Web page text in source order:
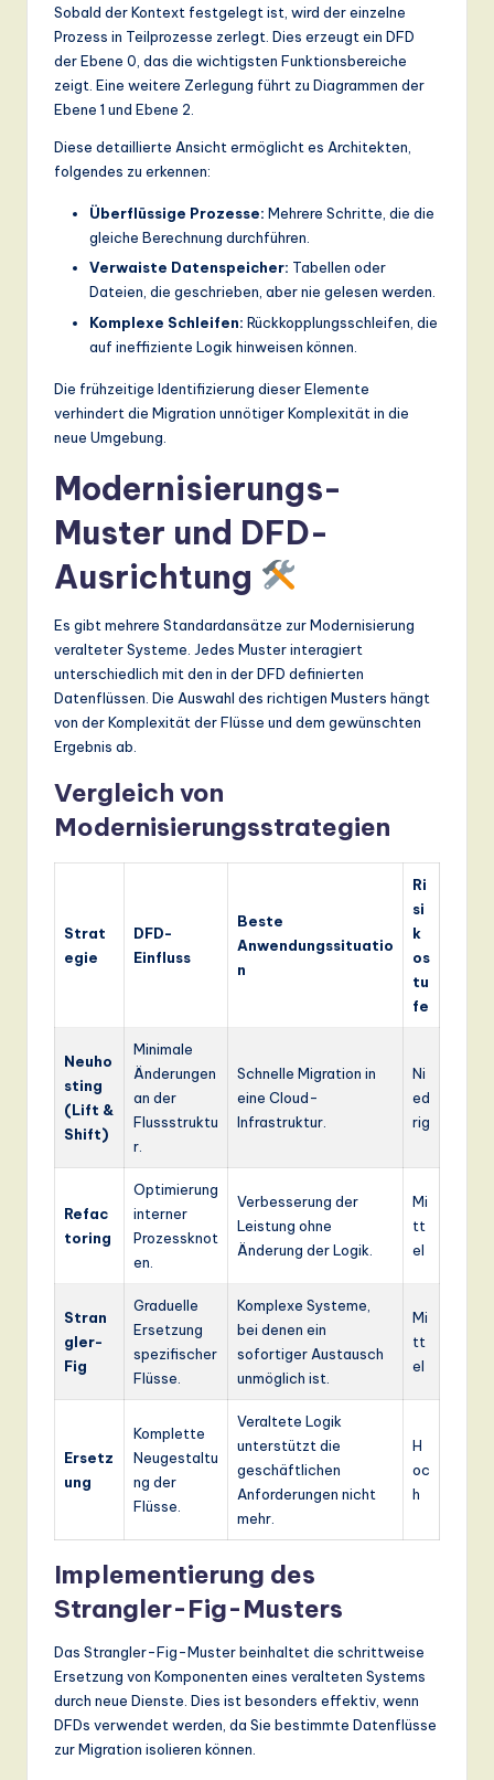
Sobald der Kontext festgelegt ist, wird der einzelne
Prozess in Teilprozesse zerlegt. Dies erzeugt ein DFD
der Ebene 0, das die wichtigsten Funktionsbereiche
zeigt. Eine weitere Zerlegung führt zu Diagrammen der
Ebene 1 und Ebene 2.
Diese detaillierte Ansicht ermöglicht es Architekten,
folgendes zu erkennen:
Überflüssige Prozesse: Mehrere Schritte, die die
gleiche Berechnung durchführen.
Verwaiste Datenspeicher: Tabellen oder
Dateien, die geschrieben, aber nie gelesen werden.
Komplexe Schleifen: Rückkopplungsschleifen, die
auf ineffiziente Logik hinweisen können.
Die frühzeitige Identifizierung dieser Elemente
verhindert die Migration unnötiger Komplexität in die
neue Umgebung.
Modernisierungs-
Muster und DFD-
Ausrichtung
Es gibt mehrere Standardansätze zur Modernisierung
veralteter Systeme. Jedes Muster interagiert
unterschiedlich mit den in der DFD definierten
Datenflüssen. Die Auswahl des richtigen Musters hängt
von der Komplexität der Flüsse und dem gewünschten
Ergebnis ab.
Vergleich von
Modernisierungsstrategien
Strat
egie
DFD-
Einfluss
Beste
Anwendungssituatio
n
Ri
si
k
os
tu
fe
Neuho
sting
(Lift &
Shift)
Minimale
Änderungen
an der
Flussstruktu
r.
Schnelle Migration in
eine Cloud-
Infrastruktur.
Ni
ed
rig
Refac
toring
Optimierung
interner
Prozessknot
en.
Verbesserung der
Leistung ohne
Änderung der Logik.
Mi
tt
el
Stran
gler-
Fig
Graduelle
Ersetzung
spezifischer
Flüsse.
Komplexe Systeme,
bei denen ein
sofortiger Austausch
unmöglich ist.
Mi
tt
el
Ersetz
ung
Komplette
Neugestaltu
ng der
Flüsse.
Veraltete Logik
unterstützt die
geschäftlichen
Anforderungen nicht
mehr.
H
oc
h
Implementierung des
Strangler-Fig-Musters
Das Strangler-Fig-Muster beinhaltet die schrittweise
Ersetzung von Komponenten eines veralteten Systems
durch neue Dienste. Dies ist besonders effektiv, wenn
DFDs verwendet werden, da Sie bestimmte Datenflüsse
zur Migration isolieren können.